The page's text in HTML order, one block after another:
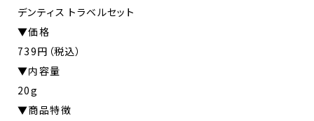
デンティス トラベルセット
▼価格
739円（税込）
▼内容量
20g
▼商品特徴